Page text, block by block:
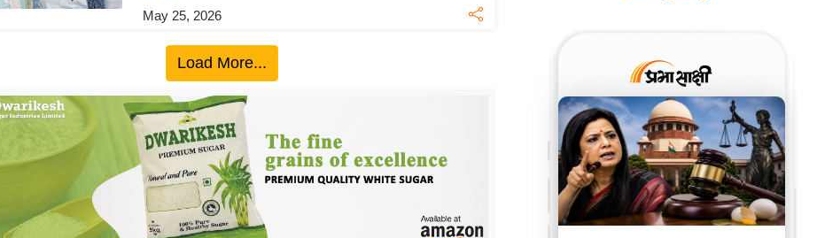
May 25, 2026
Load More...